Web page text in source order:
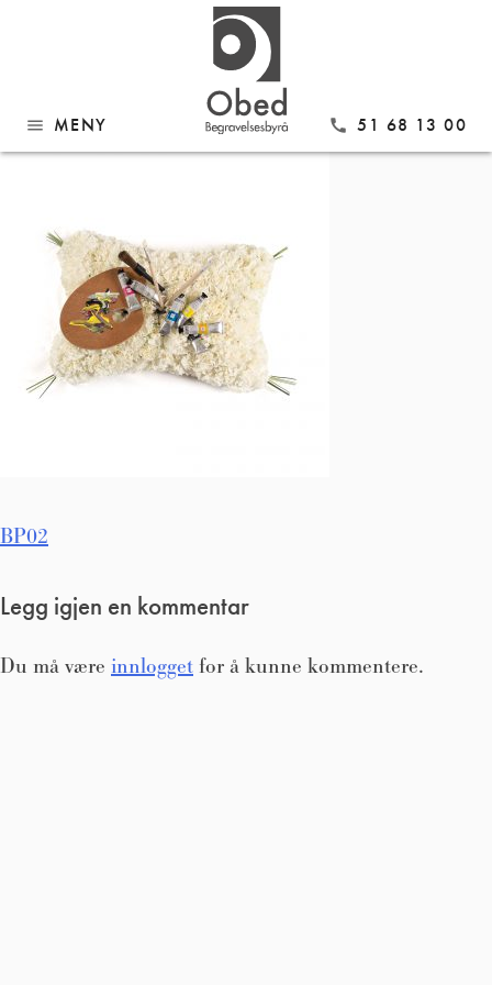
menu MENY call 51 68 13 00
Innleggsnavigasjon
BP02
Legg igjen en kommentar
Du må være innlogget for å kunne kommentere.